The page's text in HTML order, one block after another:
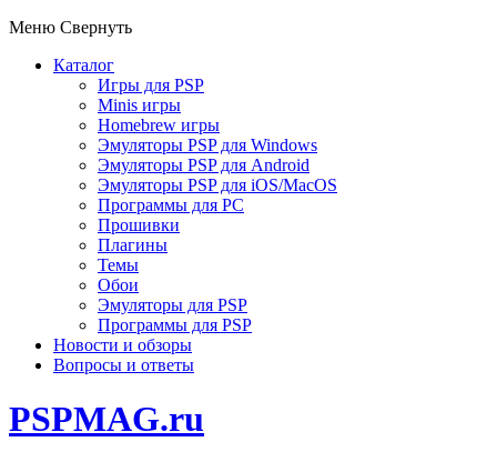
Меню Свернуть
Каталог
Игры для PSP
Minis игры
Homebrew игры
Эмуляторы PSP для Windows
Эмуляторы PSP для Android
Эмуляторы PSP для iOS/MacOS
Программы для PC
Прошивки
Плагины
Темы
Обои
Эмуляторы для PSP
Программы для PSP
Новости и обзоры
Вопросы и ответы
PSPMAG.ru